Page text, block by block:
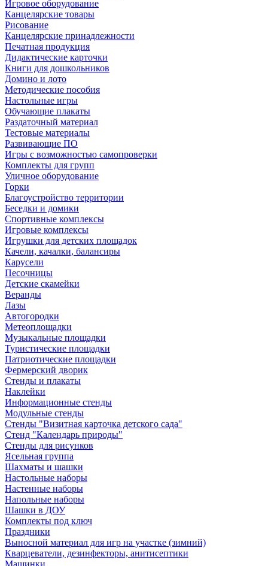
Игровое оборудование
Канцелярские товары
Рисование
Канцелярские принадлежности
Печатная продукция
Дидактические карточки
Книги для дошкольников
Домино и лото
Методические пособия
Настольные игры
Обучающие плакаты
Раздаточный материал
Тестовые материалы
Развивающие ПО
Игры с возможностью самопроверки
Комплекты для групп
Уличное оборудование
Горки
Благоустройство территории
Беседки и домики
Спортивные комплексы
Игровые комплексы
Игрушки для детских площадок
Качели, качалки, балансиры
Карусели
Песочницы
Детские скамейки
Веранды
Лазы
Автогородки
Метеоплощадки
Музыкальные площадки
Туристические площадки
Патриотические площадки
Фермерский дворик
Стенды и плакаты
Наклейки
Информационные стенды
Модульные стенды
Стенды "Визитная карточка детского сада"
Стенд "Календарь природы"
Стенды для рисунков
Ясельная группа
Шахматы и шашки
Настольные наборы
Настенные наборы
Напольные наборы
Шашки в ДОУ
Комплекты под ключ
Праздники
Выносной материал для игр на участке (зимний)
Кварцеватели, дезинфекторы, анитисептики
Машинки